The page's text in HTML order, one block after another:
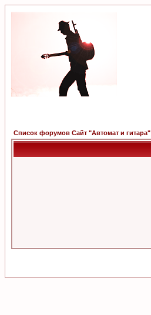
Список форумов Сайт "Автомат и гитара"